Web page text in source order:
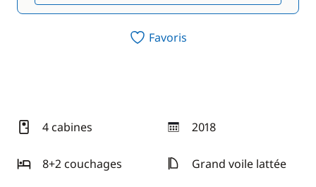
Favoris
4 cabines 2018
année
8+2 couchages
Grand voile lattée